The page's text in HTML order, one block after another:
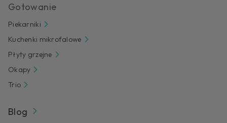
Gotowanie
Piekarniki
Kuchenki mikrofalowe
Płyty grzejne
Okapy
Trio
Blog